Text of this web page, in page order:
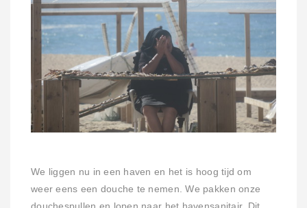
We liggen nu in een haven en het is hoog tijd om
weer eens een douche te nemen. We pakken onze